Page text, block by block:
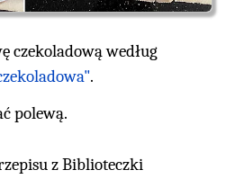
czekoladową według
.
polewą.
z Biblioteczki